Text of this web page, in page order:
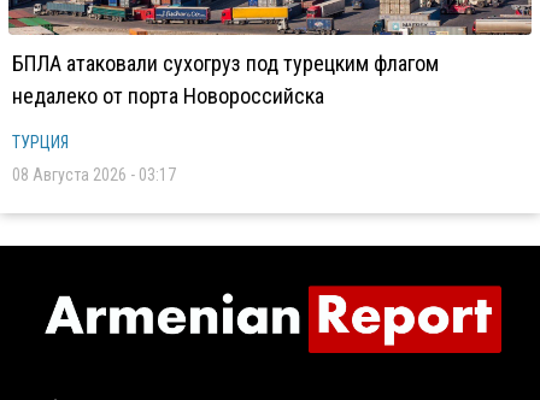
БПЛА атаковали сухогруз под турецким флагом
недалеко от порта Новороссийска
ТУРЦИЯ
08 Августа 2026 - 03:17